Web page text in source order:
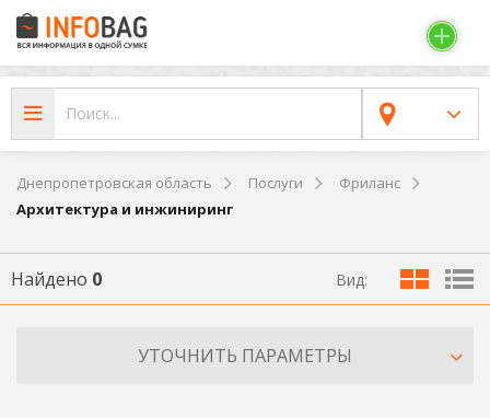
Днепропетровская область Послуги
Фриланс
Архитектура и инжиниринг
Найдено 0 Вид:
УТОЧНИТЬ ПАРАМЕТРЫ